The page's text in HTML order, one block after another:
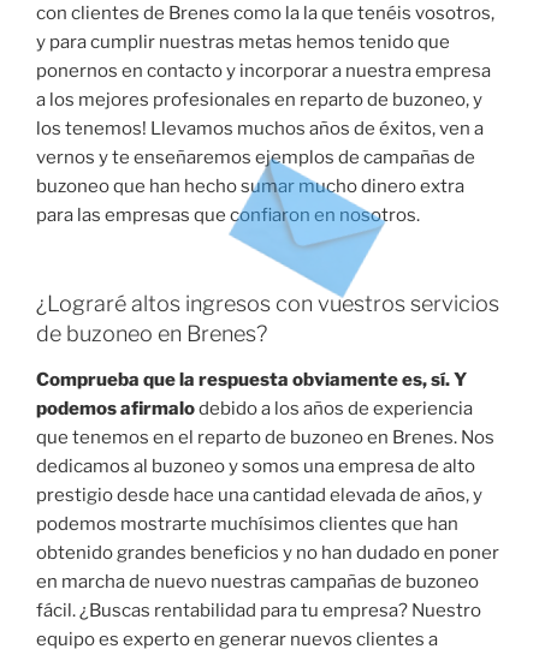
con clientes de Brenes como la la que tenéis vosotros,
y para cumplir nuestras metas hemos tenido que
ponernos en contacto y incorporar a nuestra empresa
a los mejores profesionales en reparto de buzoneo, y
los tenemos! Llevamos muchos años de éxitos, ven a
vernos y te enseñaremos ejemplos de campañas de
buzoneo que han hecho sumar mucho dinero extra
para las empresas que confiaron en nosotros.
¿Lograré altos ingresos con vuestros servicios
de buzoneo en Brenes?
Comprueba que la respuesta obviamente es, sí. Y
podemos afirmalodebido a los años de experiencia
que tenemos en el reparto de buzoneo en Brenes. Nos
dedicamos al buzoneo y somos una empresa de alto
prestigio desde hace una cantidad elevada de años, y
podemos mostrarte muchísimos clientes que han
obtenido grandes beneficios y no han dudado en poner
en marcha de nuevo nuestras campañas de buzoneo
fácil. ¿Buscas rentabilidad para tu empresa? Nuestro
equipo es experto en generar nuevos clientes a